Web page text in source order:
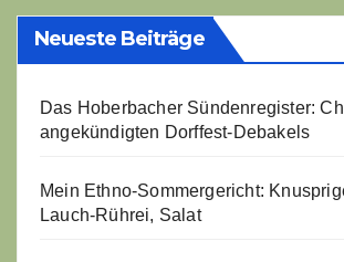
Neueste Beiträge
Das Hoberbacher Sündenregister:
angekündigten Dorffest-Debakels
Mein Ethno-Sommergericht:
Lauch-Rührei, Salat